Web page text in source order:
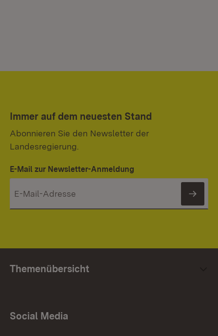
Immer auf dem neuesten Stand
Abonnieren Sie den Newsletter der
Landesregierung.
E-Mail zur Newsletter-Anmeldung
Themenübersicht
Social Media